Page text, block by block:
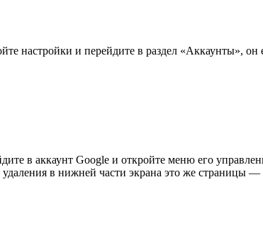
настройки и перейдите в раздел «Аккаунты»,
в аккаунт Google и откройте меню его
в нижней части экрана это же страницы —